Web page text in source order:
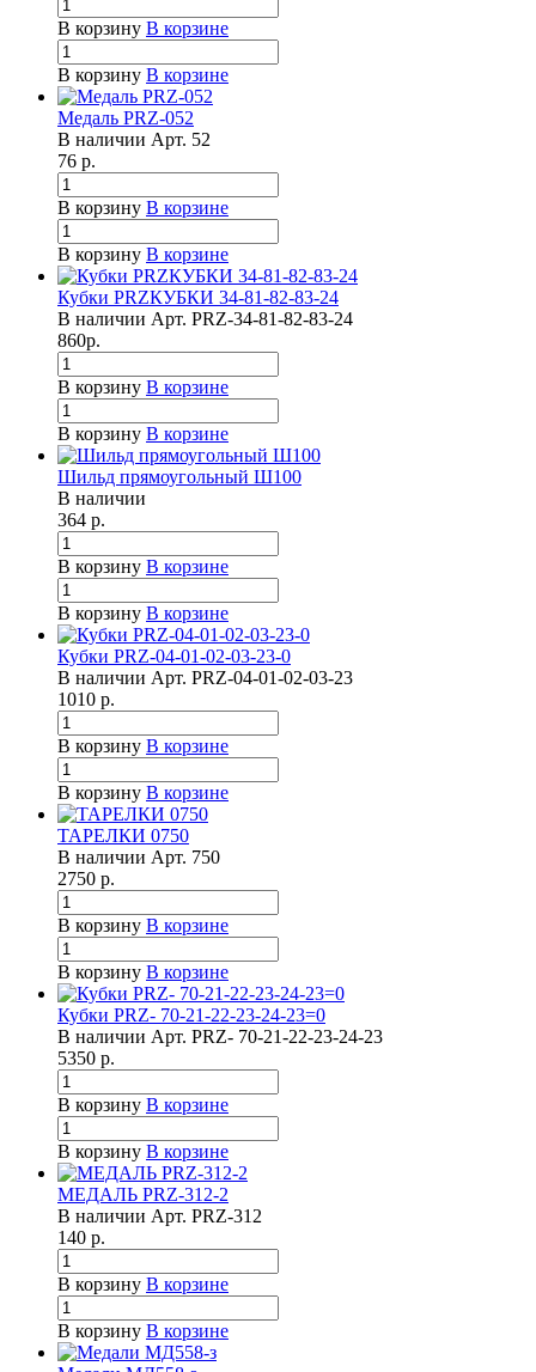
В корзину В корзине
В корзину В корзине
Медаль PRZ-052
В наличии Арт. 52
76 р.
В корзину В корзине
В корзину В корзине
Кубки PRZКУБКИ 34-81-82-83-24
В наличии Арт. PRZ-34-81-82-83-24
860р.
В корзину В корзине
В корзину В корзине
Шильд прямоугольный Ш100
В наличии
364 р.
В корзину В корзине
В корзину В корзине
Кубки PRZ-04-01-02-03-23-0
В наличии Арт. PRZ-04-01-02-03-23
1010 р.
В корзину В корзине
В корзину В корзине
ТАРЕЛКИ 0750
В наличии Арт. 750
2750 р.
В корзину В корзине
В корзину В корзине
Кубки PRZ- 70-21-22-23-24-23=0
В наличии Арт. PRZ- 70-21-22-23-24-23
5350 р.
В корзину В корзине
В корзину В корзине
МЕДАЛЬ PRZ-312-2
В наличии Арт. PRZ-312
140 р.
В корзину В корзине
В корзину В корзине